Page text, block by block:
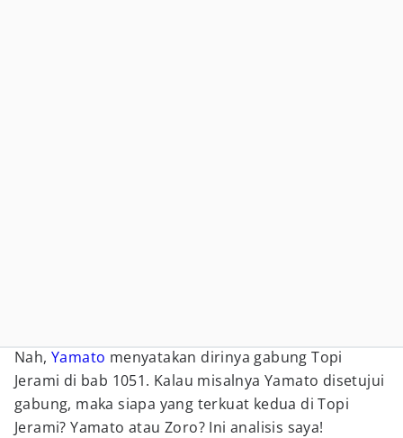
Nah, Yamato menyatakan dirinya gabung Topi
Jerami di bab 1051. Kalau misalnya Yamato disetujui
gabung, maka siapa yang terkuat kedua di Topi
Jerami? Yamato atau Zoro? Ini analisis saya!